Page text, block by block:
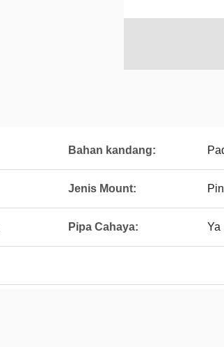
Bahan kandang:
Jenis Mount:
Pipa Cahaya: Ya